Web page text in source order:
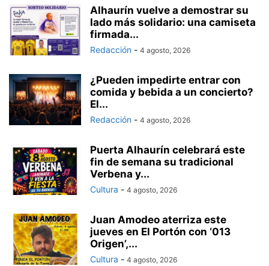
Alhaurín vuelve a demostrar su
lado más solidario: una camiseta
firmada...
Redacción - 4 agosto, 2026
¿Pueden impedirte entrar con
comida y bebida a un concierto?
El...
Redacción - 4 agosto, 2026
Puerta Alhaurín celebrará este
fin de semana su tradicional
Verbena y...
Cultura - 4 agosto, 2026
Juan Amodeo aterriza este
jueves en El Portón con ‘013
Origen’,...
Cultura - 4 agosto, 2026